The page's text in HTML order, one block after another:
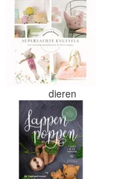
dieren